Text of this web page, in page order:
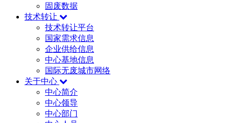
固废数据
技术转让
技术转让平台
国家需求信息
企业供给信息
中心基地信息
国际无废城市网络
关于中心
中心简介
中心领导
中心部门